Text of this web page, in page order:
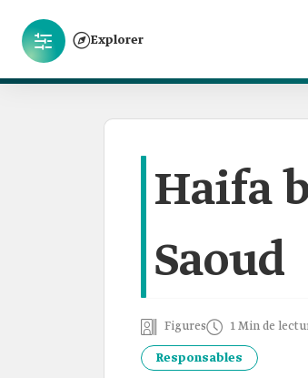
Explorer
Haifa
Saoud
Figures 1 Min de
Responsables